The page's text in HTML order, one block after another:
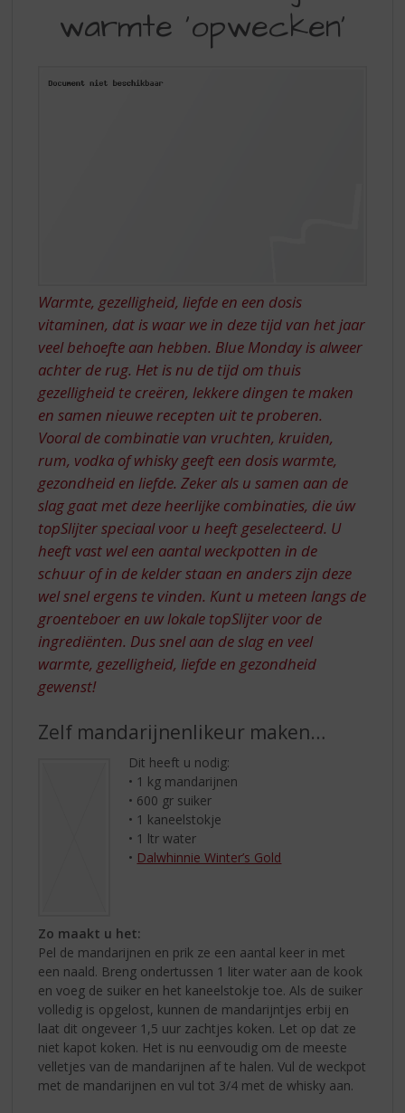
BEETJE
'OPWECKEN'
warmte 'opwecken'
Warmte, gezelligheid, liefde en een dosis
vitaminen, dat is waar we in deze tijd van het jaar
veel behoefte aan hebben. Blue Monday is alweer
achter de rug. Het is nu de tijd om thuis
gezelligheid te creëren, lekkere dingen te maken
en samen nieuwe recepten uit te proberen.
Vooral de combinatie van vruchten, kruiden,
rum, vodka of whisky geeft een dosis warmte,
gezondheid en liefde. Zeker als u samen aan de
slag gaat met deze heerlijke combinaties, die úw
topSlijter speciaal voor u heeft geselecteerd. U
heeft vast wel een aantal weckpotten in de
schuur of in de kelder staan en anders zijn deze
wel snel ergens te vinden. Kunt u meteen langs de
groenteboer en uw lokale topSlijter voor de
ingrediënten. Dus snel aan de slag en veel
warmte, gezelligheid, liefde en gezondheid
gewenst!
Zelf mandarijnenlikeur maken…
Dit heeft u nodig:
• 1 kg mandarijnen
• 600 gr suiker
• 1 kaneelstokje
• 1 ltr water
• Dalwhinnie Winter’s Gold
Zo maakt u het:
Pel de mandarijnen en prik ze een aantal keer in met
een naald. Breng ondertussen 1 liter water aan de kook
en voeg de suiker en het kaneelstokje toe. Als de suiker
volledig is opgelost, kunnen de mandarijntjes erbij en
laat dit ongeveer 1,5 uur zachtjes koken. Let op dat ze
niet kapot koken. Het is nu eenvoudig om de meeste
velletjes van de mandarijnen af te halen. Vul de weckpot
met de mandarijnen en vul tot 3/4 met de whisky aan.